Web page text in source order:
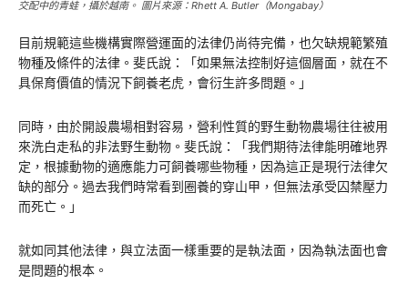
交配中的青蛙，攝於越南。 圖片來源：Rhett A. Butler（Mongabay）
目前規範這些機構實際營運面的法律仍尚待完備，也欠缺規範繁殖
物種及條件的法律。斐氏說：「如果無法控制好這個層面，就在不
具保育價值的情況下飼養老虎，會衍生許多問題。」
同時，由於開設農場相對容易，營利性質的野生動物農場往往被用
來洗白走私的非法野生動物。斐氏說：「我們期待法律能明確地界
定，根據動物的適應能力可飼養哪些物種，因為這正是現行法律欠
缺的部分。過去我們時常看到圈養的穿山甲，但無法承受囚禁壓力
而死亡。」
就如同其他法律，與立法面一樣重要的是執法面，因為執法面也會
是問題的根本。